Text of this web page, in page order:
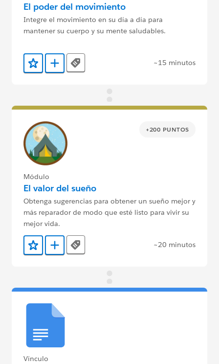
El poder del movimiento
Integre el movimiento en su día a día para
mantener su cuerpo y su mente saludables.
Agregar a favoritos
Agregar a Trailmix
Tags ~15 minutos
+200 PUNTOS
Módulo
El valor del sueño
Obtenga sugerencias para obtener un sueño mejor y
más reparador de modo que esté listo para vivir su
mejor vida.
Agregar a favoritos
Agregar a Trailmix
Tags ~20 minutos
Vínculo